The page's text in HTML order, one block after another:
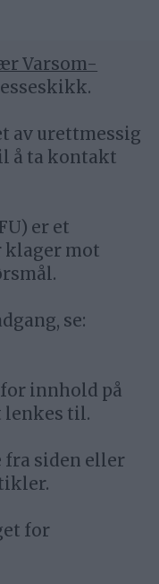
Varsom-
av urettmessig
å ta kontakt
er et
klager mot
se:
innhold på
lenkes til.
siden eller
for